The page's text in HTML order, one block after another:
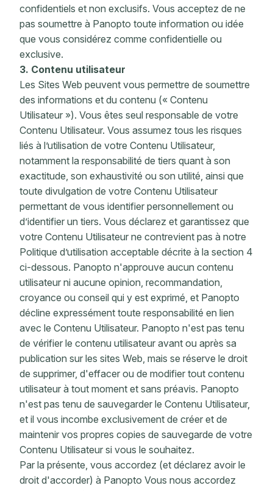
confidentiels et non exclusifs. Vous acceptez de ne
pas soumettre à Panopto toute information ou idée
que vous considérez comme confidentielle ou
exclusive.
3. Contenu utilisateur
Les Sites Web peuvent vous permettre de soumettre
des informations et du contenu (« Contenu
Utilisateur »). Vous êtes seul responsable de votre
Contenu Utilisateur. Vous assumez tous les risques
liés à l’utilisation de votre Contenu Utilisateur,
notamment la responsabilité de tiers quant à son
exactitude, son exhaustivité ou son utilité, ainsi que
toute divulgation de votre Contenu Utilisateur
permettant de vous identifier personnellement ou
d’identifier un tiers. Vous déclarez et garantissez que
votre Contenu Utilisateur ne contrevient pas à notre
Politique d’utilisation acceptable décrite à la section 4
ci-dessous. Panopto n'approuve aucun contenu
utilisateur ni aucune opinion, recommandation,
croyance ou conseil qui y est exprimé, et Panopto
décline expressément toute responsabilité en lien
avec le Contenu Utilisateur. Panopto n'est pas tenu
de vérifier le contenu utilisateur avant ou après sa
publication sur les sites Web, mais se réserve le droit
de supprimer, d'effacer ou de modifier tout contenu
utilisateur à tout moment et sans préavis. Panopto
n'est pas tenu de sauvegarder le Contenu Utilisateur,
et il vous incombe exclusivement de créer et de
maintenir vos propres copies de sauvegarde de votre
Contenu Utilisateur si vous le souhaitez.
Par la présente, vous accordez (et déclarez avoir le
droit d'accorder) à Panopto Vous nous accordez